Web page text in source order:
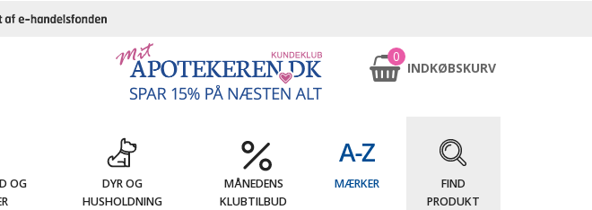
0
INDKØBSKURV
OG
DYR OG
HUSHOLDNING
MÅNEDENS
KLUBTILBUD
MÆRKER
FIND
PRODUKT